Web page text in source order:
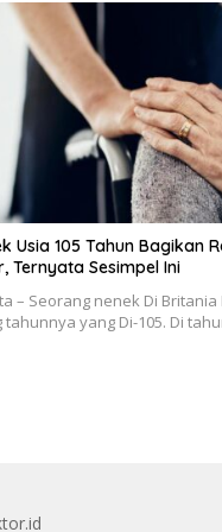
Usia 105 Tahun Bagikan
Ternyata Sesimpel Ini
– Seorang nenek Di
tahunnya yang Di-105. Di